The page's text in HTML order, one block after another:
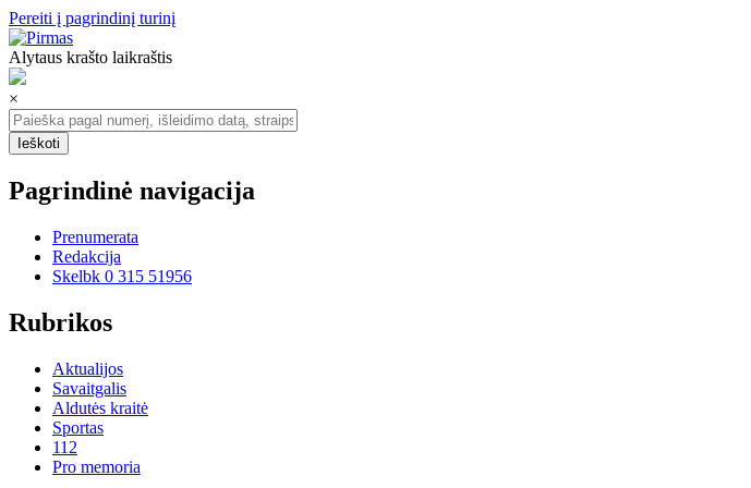
Pereiti į pagrindinį turinį
Alytaus krašto laikraštis
×
Pagrindinė navigacija
Prenumerata
Redakcija
Skelbk 0 315 51956
Rubrikos
Aktualijos
Savaitgalis
Aldutės kraitė
Sportas
112
Pro memoria